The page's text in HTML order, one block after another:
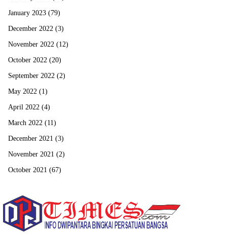
January 2023 (79)
December 2022 (3)
November 2022 (12)
October 2022 (20)
September 2022 (2)
May 2022 (1)
April 2022 (4)
March 2022 (11)
December 2021 (3)
November 2021 (2)
October 2021 (67)